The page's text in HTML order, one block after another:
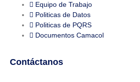
Equipo de Trabajo
Politicas de Datos
Politicas de PQRS
Documentos Camacol
Contáctanos